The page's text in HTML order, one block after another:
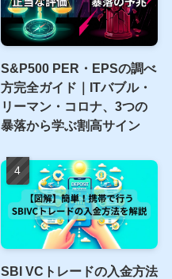
S&P500 PER・EPSの調べ
方完全ガイド｜ITバブル・
リーマン・コロナ、3つの
暴落から学ぶ割高サイン
SBI VCトレードの入金方法